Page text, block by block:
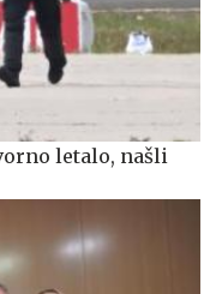
letalo, našli